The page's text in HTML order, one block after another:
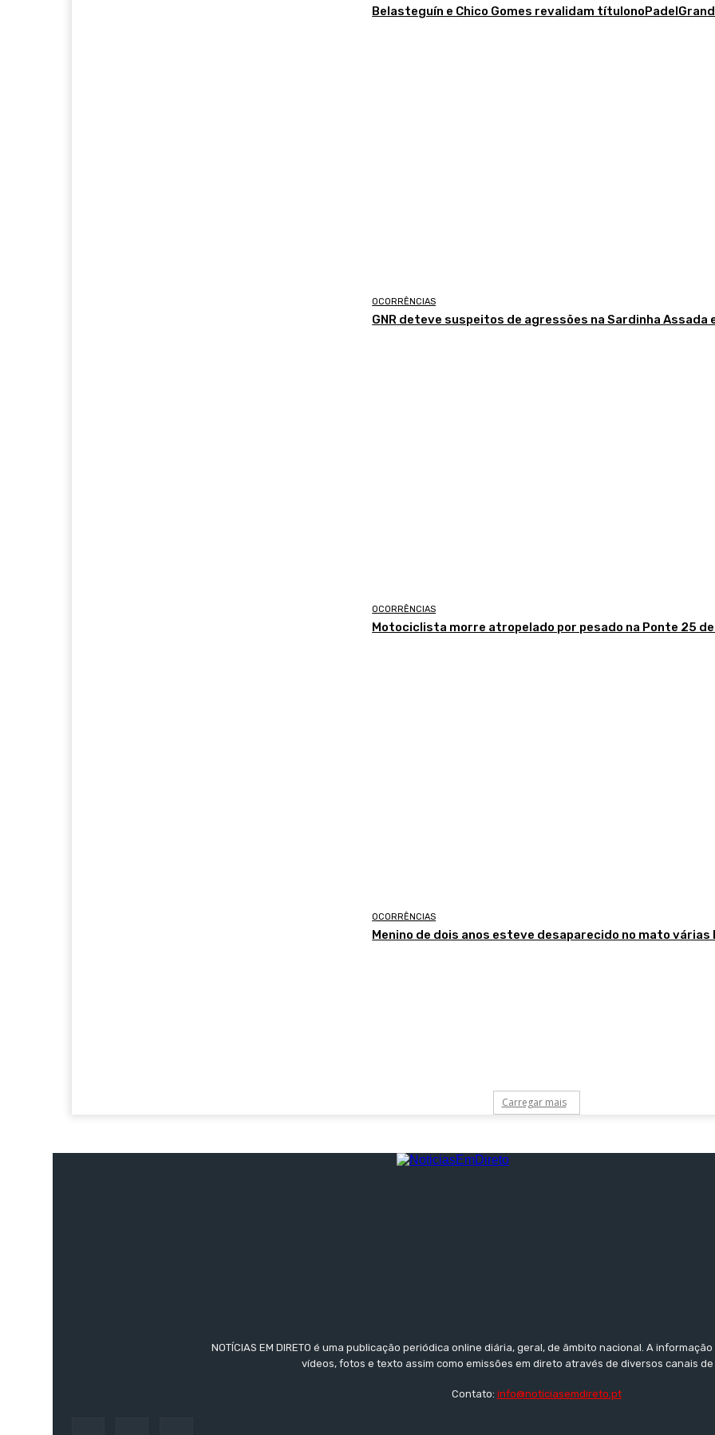
Belasteguín e Chico Gomes revalidam
OCORRÊNCIAS
GNR deteve suspeitos de agressões na Sardinha Assada
OCORRÊNCIAS
Motociclista morre atropelado por pesado na Ponte 25
OCORRÊNCIAS
Menino de dois anos esteve desaparecido no mato várias
Carregar mais
NOTÍCIAS EM DIRETO é uma publicação periódica online diária, geral, de âmbito nacional. A
vídeos, fotos e texto assim como emissões em direto através de diversos canais
Contato: info@noticiasemdireto.pt